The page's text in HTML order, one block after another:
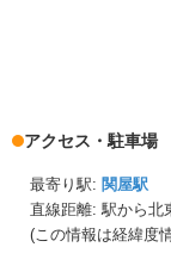
アクセス・駐車場
最寄り駅: 関屋駅
直線距離: 駅から北
(この情報は経緯度